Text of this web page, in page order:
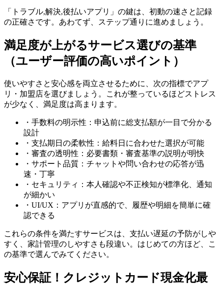
「トラブル,解決,後払いアプリ」の鍵は、初動の速さと記録
の正確さです。あわてず、ステップ通りに進めましょう。
満足度が上がるサービス選びの基準
（ユーザー評価の高いポイント）
使いやすさと安心感を両立させるために、次の指標でアプ
リ・加盟店を選びましょう。これが整っているほどストレス
が少なく、満足度は高まります。
・手数料の明示性：申込前に総支払額が一目で分かる
設計
・支払期日の柔軟性：給料日に合わせた選択が可能
・審査の透明性：必要書類・審査基準の説明が明快
・サポート品質：チャットや問い合わせの応答が迅
速・丁寧
・セキュリティ：本人確認や不正検知が標準化、通知
が細かい
・UI/UX：アプリが直感的で、履歴や明細を簡単に確
認できる
これらの条件を満たすサービスは、支払い遅延の予防がしや
すく、家計管理のしやすさも段違い。はじめての方ほど、こ
の基準で選んでみてください。
安心保証！クレジットカード現金化最